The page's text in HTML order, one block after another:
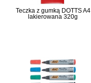
Teczka z gumką DOTTS A4
lakierowana 320g